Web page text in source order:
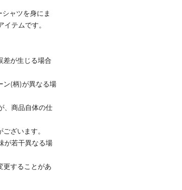
ャツを身にま
テムです。
差が生じる場合
ン(柄)が異なる場
、商品自体の仕
ざいます。
が若干異なる場
更することがあ